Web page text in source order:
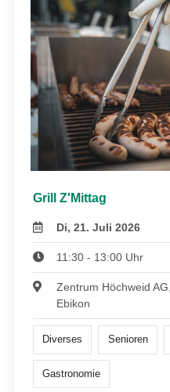
Grill Z'Mittag
Di, 21. Juli 2026
11:30 - 13:00 Uhr
Zentrum Höchweid
Ebikon
Diverses Senioren
Gastronomie